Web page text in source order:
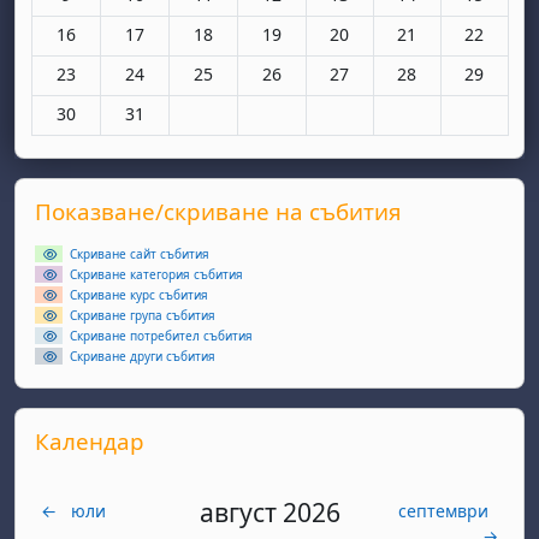
Няма събития, понеделник, 16 март
16 Няма събития, вторник, 17 март
17 Няма събития, сряда, 18 март
18 Няма събития, четвъртък, 19
19 Няма събития, петък, 20
20 Няма събития,
21 Няма
22
Няма събития, понеделник, 23 март
23 Няма събития, вторник, 24 март
24 Няма събития, сряда, 25 март
25 Няма събития, четвъртък, 26
26 Няма събития, петък, 27
27 Няма събития,
28 Няма
29
Няма събития, понеделник, 30 март
30 Няма събития, вторник, 31 март
31
Supplementary blocks
Прескочи Показване/скриване на събития
Показване/скриване на събития
Скриване сайт събития
Скриване категория събития
Скриване курс събития
Скриване група събития
Скриване потребител събития
Скриване други събития
Прескочи Календар
Календар
← юли август 2026
септември